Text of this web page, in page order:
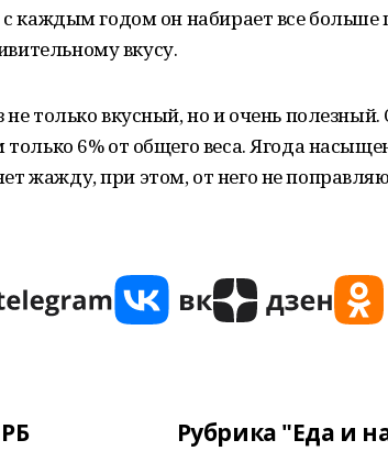
с каждым годом он набирает все больше
вкусу.
не только вкусный, но и очень полезный.
только 6% от общего веса. Ягода
жажду, при этом, от него не
Рубрика "Еда и